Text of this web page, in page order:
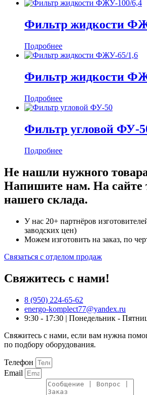
Фильтр жидкости
Подробнее
Фильтр жидкости
Подробнее
Фильтр угловой ФУ-
Подробнее
Не нашли нужного
Напишите нам. На сайте
нашего склада.
У нас 20+ партнёров
заводских цен)
Можем изготовить на заказ, по
Связаться с отделом продаж
Свяжитесь с нами!
8 (950) 224-65-62
energo-komplect77@yandex.ru
9:30 - 17:30 | Понедельник -
Свяжитесь с нами, если вам нужна
по подбору оборудования.
Телефон
Email